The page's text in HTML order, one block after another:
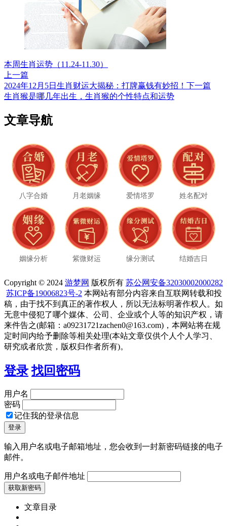
本周生肖运势（11.24-11.30）
上一篇
2024年12月5日生肖财运大揭秘：打牌赢钱有妙招！ 下一篇
生肖猴是哪几年出生，生肖猴的个性特点和运势
文章导航
八字合婚 月老姻缘 爱情塔罗 姓名配对
姻缘分析 紫微财运 缘分测试 结婚吉日
Copyright © 2024 游梦网 版权所有 苏公网安备32030002000282
苏ICP备19006823号-2 本网站有部分内容来自互联网转载和投
稿，由于找不到真正的著作权人，所以无法标明著作权人。如
无意中侵犯了哪个媒体、公司、企业或个人等的知识产权，请
来件告之(邮箱：a09231721zachen0@163.com)，本网站将在规
定时间内给予删除等相关处理(本站文章仅供个人个人学习、
研究或者欣赏，版权归作者所有)。
登录 找回密码
用户名
密码
记住我的登录信息
输入用户名或电子邮箱地址，您会收到一封新密码链接的电子
邮件。
用户名或电子邮件地址
文章目录